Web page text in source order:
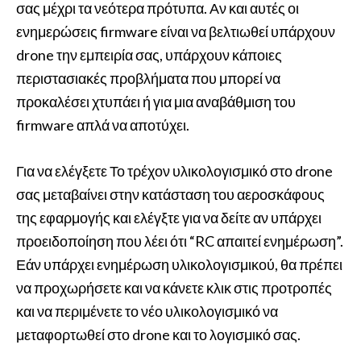
σας μέχρι τα νεότερα πρότυπα. Αν και αυτές οι
ενημερώσεις firmware είναι να βελτιωθεί υπάρχουν
drone την εμπειρία σας, υπάρχουν κάποιες
περιστασιακές προβλήματα που μπορεί να
προκαλέσει χτυπάει ή για μια αναβάθμιση του
firmware απλά να αποτύχει.
Για να ελέγξετε Το τρέχον υλικολογισμικό στο drone
σας μεταβαίνει στην κατάσταση του αεροσκάφους
της εφαρμογής και ελέγξτε για να δείτε αν υπάρχει
προειδοποίηση που λέει ότι “RC απαιτεί ενημέρωση”.
Εάν υπάρχει ενημέρωση υλικολογισμικού, θα πρέπει
να προχωρήσετε και να κάνετε κλικ στις προτροπές
και να περιμένετε το νέο υλικολογισμικό να
μεταφορτωθεί στο drone και το λογισμικό σας.